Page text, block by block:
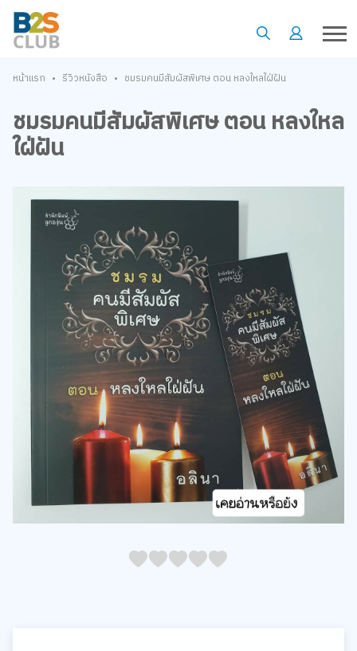
หน้าแรก • รีวิวหนังสือ • ชมรมคนมีสัมผัสพิเศษ ตอน หลงใหลใฝ่ฝัน
ชมรมคนมีสัมผัสพิเศษ ตอน หลงใหล
ใฝ่ฝัน
45
4
35
3
25
2
15
1
05